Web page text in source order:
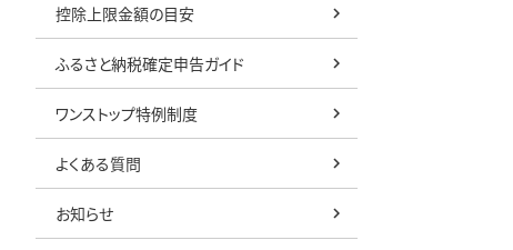
控除上限金額の目安
ふるさと納税確定申告ガイド
ワンストップ特例制度
よくある質問
お知らせ